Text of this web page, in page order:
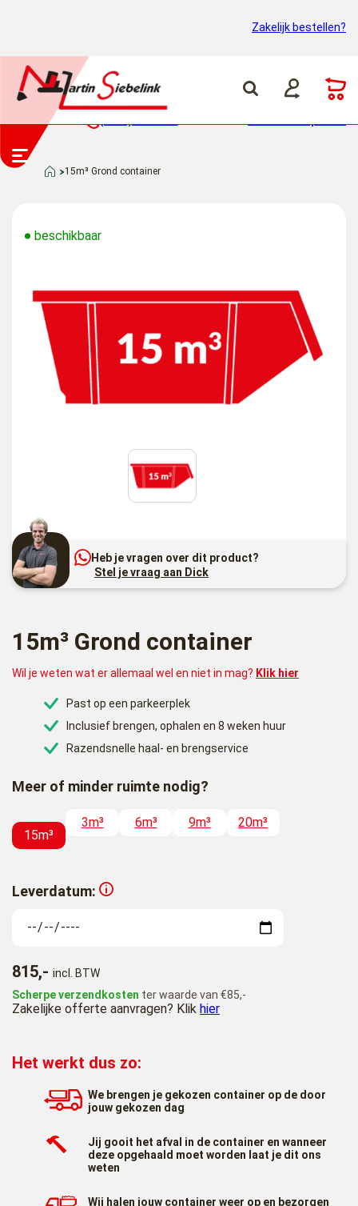
Zakelijk bestellen?
15m³ Grond container
beschikbaar
Heb je vragen over dit product?
Stel je vraag aan Dick
15m³ Grond container
Wil je weten wat er allemaal wel en niet in mag? Klik hier
Past op een parkeerplek
Inclusief brengen, ophalen en 8 weken huur
Razendsnelle haal- en brengservice
Meer of minder ruimte nodig?
15m³
3m³ 6m³ 9m³ 20m³
Leverdatum:
815,- incl. BTW
Scherpe verzendkosten ter waarde van €85,-
Zakelijke offerte aanvragen? Klik hier
Het werkt dus zo:
We brengen je gekozen container op de door
jouw gekozen dag
Jij gooit het afval in de container en wanneer
deze opgehaald moet worden laat je dit ons
weten
Wij halen jouw container weer op en bezorgen